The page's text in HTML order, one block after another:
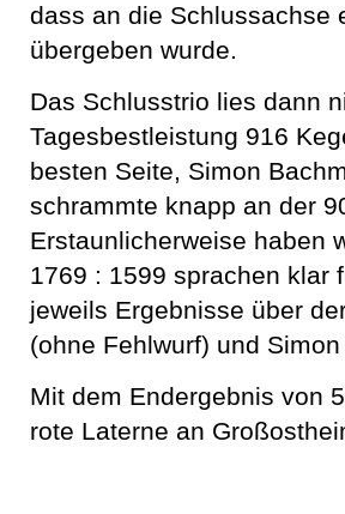
dass an die Schlussachse
übergeben wurde.
Das Schlusstrio lies dann
Tagesbestleistung 916
besten Seite, Simon
schrammte knapp an der
Erstaunlicherweise haben
1769 : 1599 sprachen klar
jeweils Ergebnisse über
(ohne Fehlwurf) und Simon
Mit dem Endergebnis von
rote Laterne an